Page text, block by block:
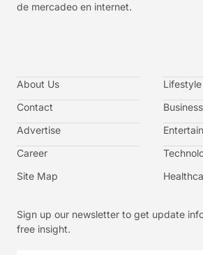
de mercadeo en internet.
About Us
Contact
Advertise
Career
Site Map
Lifestyle
Business
Sign up our newsletter to get update
free insight.